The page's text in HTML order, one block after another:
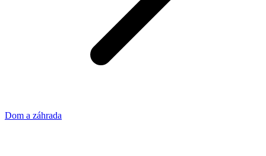
Dom a záhrada